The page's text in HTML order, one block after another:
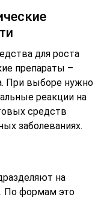
для роста
препараты –
При выборе нужно
реакции на
средств
заболеваниях.
на
По формам это